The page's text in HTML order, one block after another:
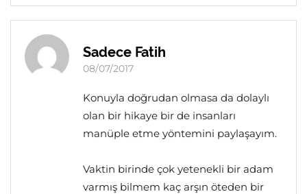
Sadece Fatih
08/07/2017
Konuyla doğrudan olmasa da dolaylı
olan bir hikaye bir de insanları
manüple etme yöntemini paylaşayım.
Vaktin birinde çok yetenekli bir adam
varmış bilmem kaç arşın öteden bir